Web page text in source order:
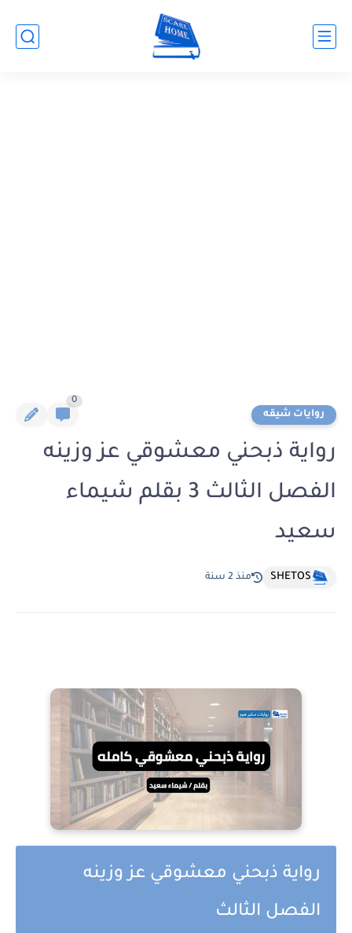
روايات شيقه
0
رواية ذبحني معشوقي عز وزينه
الفصل الثالث 3 بقلم شيماء
سعيد
SHETOS منذ 2 سنة
رواية ذبحني معشوقي عز وزينه
الفصل الثالث